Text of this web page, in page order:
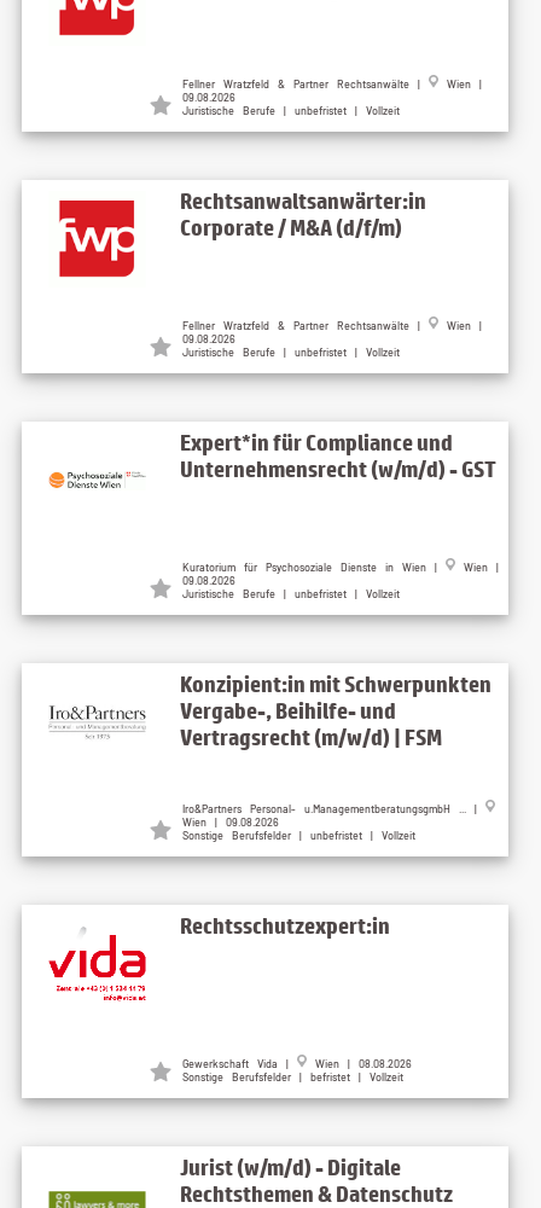
Fellner Wratzfeld & Partner Rechtsanwälte |
Wien |
09.08.2026
Juristische Berufe | unbefristet | Vollzeit
Rechtsanwaltsanwärter:in
Corporate / M&A (d/f/m)
Fellner Wratzfeld & Partner Rechtsanwälte |
Wien |
09.08.2026
Juristische Berufe | unbefristet | Vollzeit
Expert*in für Compliance und
Unternehmensrecht (w/m/d) - GST
Kuratorium für Psychosoziale Dienste in Wien |
Wien |
09.08.2026
Juristische Berufe | unbefristet | Vollzeit
Konzipient:in mit Schwerpunkten
Vergabe-, Beihilfe- und
Vertragsrecht (m/w/d) | FSM
Iro&Partners Personal- u.ManagementberatungsgmbH ... |
Wien | 09.08.2026
Sonstige Berufsfelder | unbefristet | Vollzeit
Rechtsschutzexpert:in
Gewerkschaft Vida |
Wien | 08.08.2026
Sonstige Berufsfelder | befristet | Vollzeit
Jurist (w/m/d) - Digitale
Rechtsthemen & Datenschutz